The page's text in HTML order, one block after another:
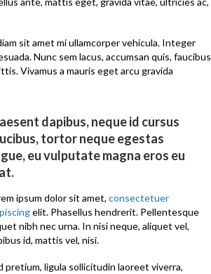
sit amet mi ullamcorper vehicula. Integer
Nunc sem lacus, accumsan quis, faucibus
Vivamus a mauris eget arcu gravida
dapibus, neque id cursus
tortor neque egestas
eu vulputate magna eros eu
ipsum dolor sit amet, consectetuer
elit. Phasellus hendrerit. Pellentesque
nibh nec urna. In nisi neque, aliquet vel,
id, mattis vel, nisi.
pretium, ligula sollicitudin laoreet viverra,